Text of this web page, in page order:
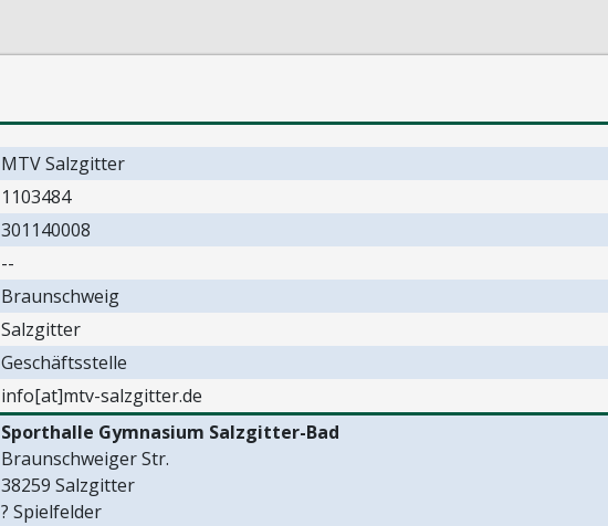
MTV Salzgitter
1103484
301140008
--
Braunschweig
Salzgitter
Geschäftsstelle
info[at]mtv-salzgitter.de
Sporthalle Gymnasium Salzgitter-Bad
Braunschweiger Str.
38259 Salzgitter
? Spielfelder